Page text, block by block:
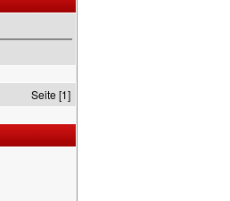
Seite [1]